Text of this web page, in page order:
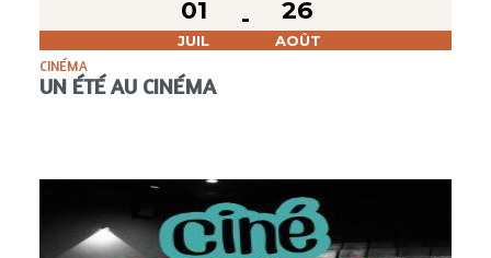
01
JUIL
26
AOÛT
CINÉMA
UN ÉTÉ AU CINÉMA